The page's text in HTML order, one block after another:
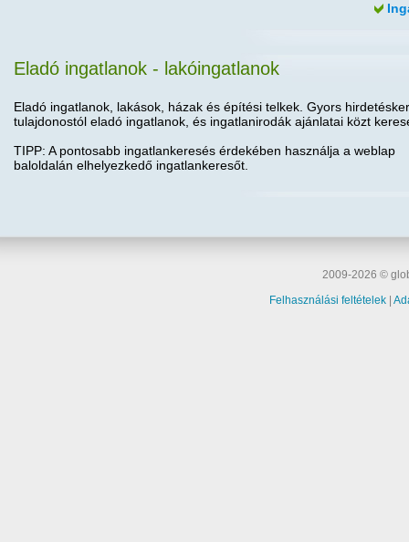
Eladó ingatlanok - lakóingatlanok
Eladó ingatlanok, lakások, házak és építési telkek. Gyors
tulajdonostól eladó ingatlanok, és ingatlanirodák ajánlatai közt
TIPP: A pontosabb ingatlankeresés érdekében használja a weblap
baloldalán elhelyezkedő ingatlankeresőt.
2009-2026 ©
Felhasználási feltételek